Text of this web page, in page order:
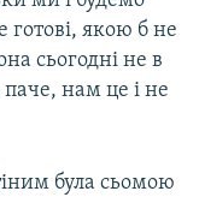
якою б не
сьогодні не в
нам це і не
була сьомою